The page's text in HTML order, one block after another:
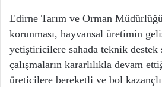
Edirne Tarım ve Orman
korunması, hayvansal üretimin
yetiştiricilere sahada teknik destek
çalışmaların kararlılıkla devam
üreticilere bereketli ve bol